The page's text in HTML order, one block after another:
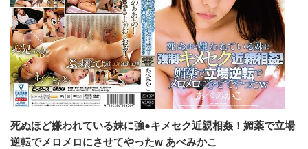
死ぬほど嫌われている妹に強●キメセク近親相姦！媚薬で立場
逆転でメロメロにさせてやったw あべみかこ